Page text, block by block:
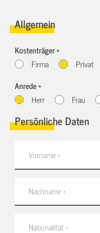
Allgemein
Kostenträger *
Firma
Privat
Anrede *
Herr
Frau
Persönliche Daten